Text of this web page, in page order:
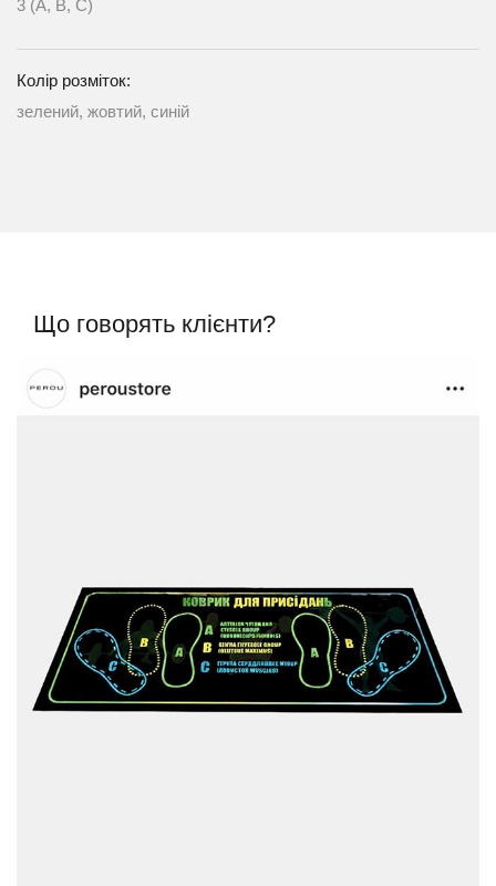
3 (A, B, C)
Колір розміток:
зелений, жовтий, синій
Що говорять клієнти?